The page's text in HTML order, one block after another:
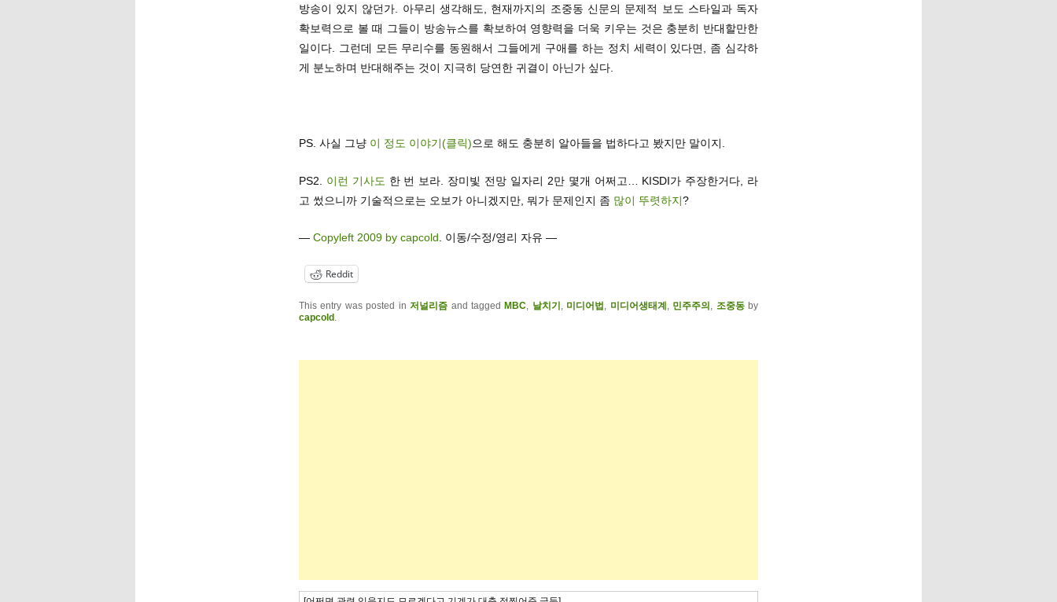
방송이 있지 않던가. 아무리 생각해도, 현재까지의 조중동 신문의 문제적 보도 스타일과 독자
확보력으로 볼 때 그들이 방송뉴스를 확보하여 영향력을 더욱 키우는 것은 충분히 반대할만한
일이다. 그런데 모든 무리수를 동원해서 그들에게 구애를 하는 정치 세력이 있다면, 좀 심각하
게 분노하며 반대해주는 것이 지극히 당연한 귀결이 아닌가 싶다.
PS. 사실 그냥 이 정도 이야기(클릭)으로 해도 충분히 알아들을 법하다고 봤지만 말이지.
PS2. 이런 기사도 한 번 보라. 장미빛 전망 일자리 2만 몇개 어쩌고… KISDI가 주장한거다, 라
고 썼으니까 기술적으로는 오보가 아니겠지만, 뭐가 문제인지 좀 많이 뚜렷하지?
— Copyleft 2009 by capcold. 이동/수정/영리 자유 —
Reddit
This entry was posted in저널리즘 and tagged MBC, 날치기 , 미디어법 , 미디어생태계 , 민주주의 , 조중동by
capcold .